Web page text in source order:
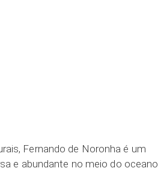
Fernando de Noronha é um
e abundante no meio do oceano